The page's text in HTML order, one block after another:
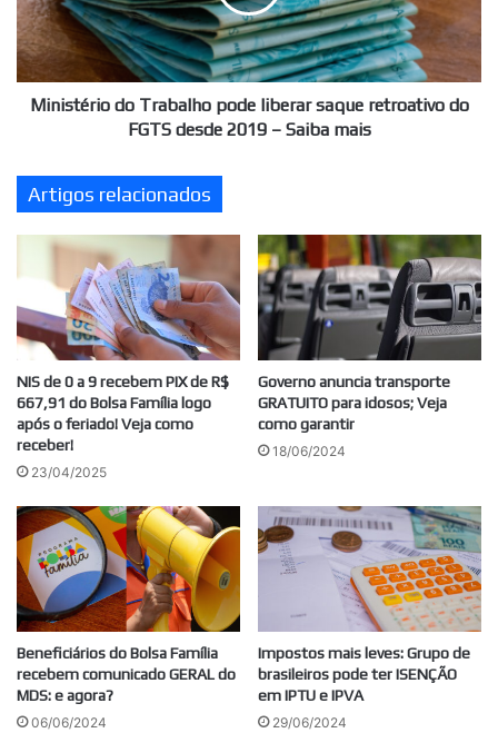
saque
retroativo
do
FGTS
desde
Saiba
mais
Ministério do Trabalho pode liberar saque retroativo do
FGTS desde 2019 – Saiba mais
Artigos relacionados
NIS de 0 a 9 recebem PIX de R$
667,91 do Bolsa Família logo
após o feriado! Veja como
receber!
23/04/2025
Governo anuncia transporte
GRATUITO para idosos; Veja
como garantir
18/06/2024
Beneficiários do Bolsa Família
recebem comunicado GERAL do
MDS: e agora?
06/06/2024
Impostos mais leves: Grupo de
brasileiros pode ter ISENÇÃO
em IPTU e IPVA
29/06/2024